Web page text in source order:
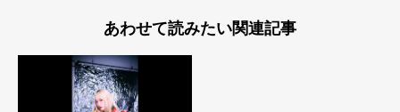
あわせて読みたい関連記事